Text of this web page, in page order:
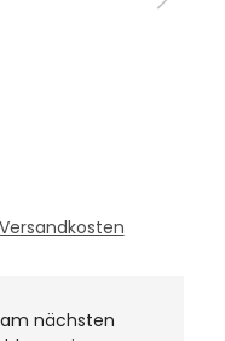
Versandkosten
nächsten